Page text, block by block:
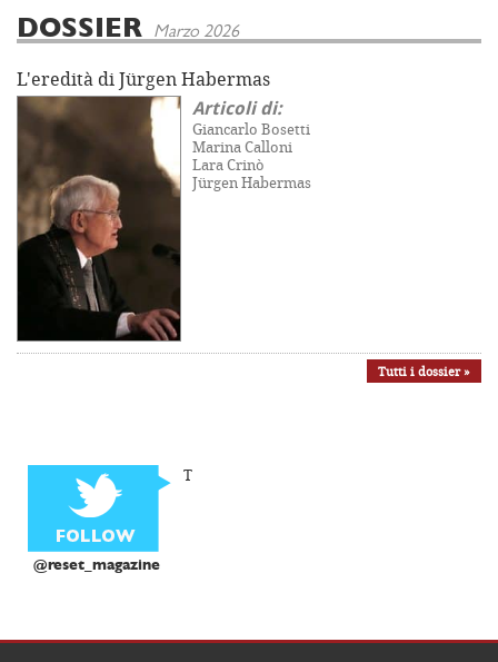
DOSSIER Marzo 2026
L'eredità di Jürgen Habermas
Articoli di:
Giancarlo Bosetti
Marina Calloni
Lara Crinò
Jürgen Habermas
Tutti i dossier »
@reset_magazine
T